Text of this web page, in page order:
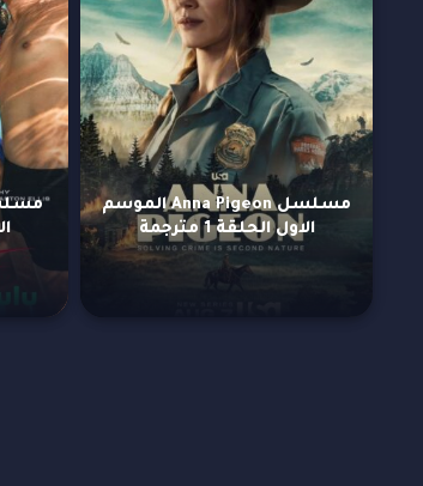
مسلسل Anna Pigeon الموسم
الاول الحلقة 1 مترجمة